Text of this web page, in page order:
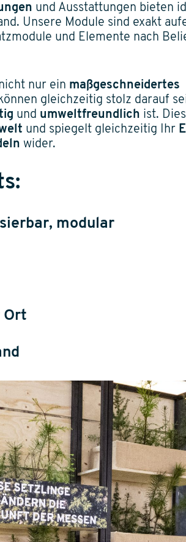
und Ausstattungen bieten
Unsere Module sind exakt
und Elemente nach
nur ein maßgeschneidertes
gleichzeitig stolz darauf
und umweltfreundlich ist.
und spiegelt gleichzeitig Ihr
wider.
modular
Ort